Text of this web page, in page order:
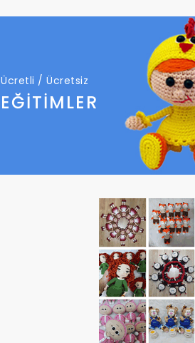
Ücretli / Ücretsiz
EĞİTİMLER